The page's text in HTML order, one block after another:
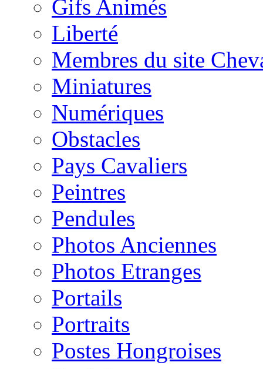
Gifs Animés
Liberté
Membres du site
Miniatures
Numériques
Obstacles
Pays Cavaliers
Peintres
Pendules
Photos Anciennes
Photos Etranges
Portails
Portraits
Postes Hongroises